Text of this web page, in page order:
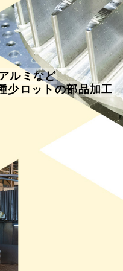
ルミなど
少ロットの部品加工